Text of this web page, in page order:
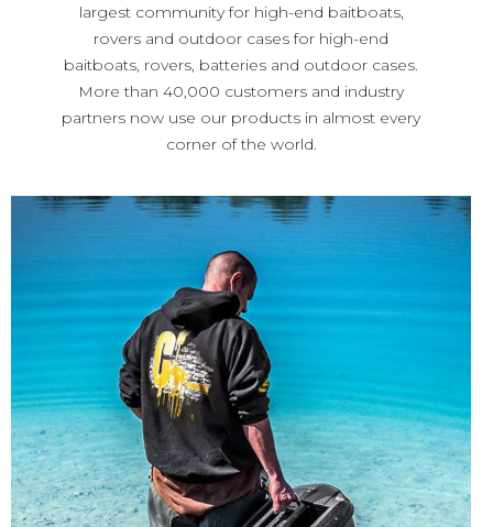
largest community for high-end baitboats,
rovers and outdoor cases for high-end
baitboats, rovers, batteries and outdoor cases.
More than 40,000 customers and industry
partners now use our products in almost every
corner of the world.